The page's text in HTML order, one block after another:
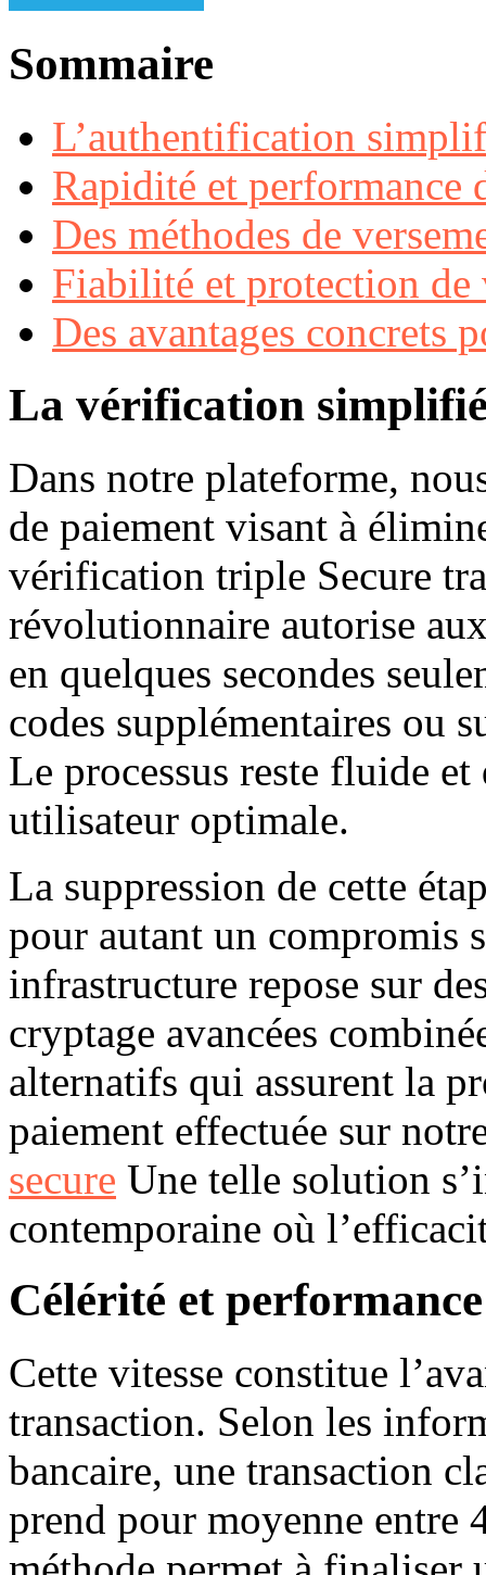
Sommaire
L’authentification
Rapidité et performance
Des méthodes de
Fiabilité et protection de
Des avantages concrets
La vérification
Dans notre plateforme,
de paiement visant à
vérification triple Secure
révolutionnaire autorise
en quelques secondes
codes supplémentaires ou
Le processus reste fluide
utilisateur optimale.
La suppression de cette
pour autant un compromis
infrastructure repose sur
cryptage avancées
alternatifs qui assurent la
paiement effectuée sur
secure Une telle solution
contemporaine où
Célérité et
Cette vitesse constitue
transaction. Selon les
bancaire, une transaction
prend pour moyenne entre